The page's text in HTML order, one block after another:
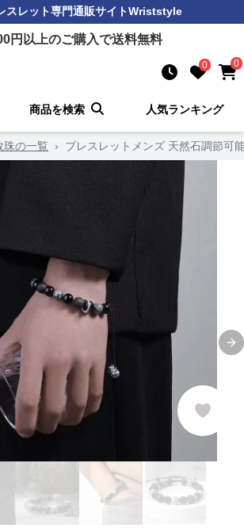
スレット専門通販サイトWriststyle
円以上のご購入で送料無料
0 0
商品を検索 人気ランキング
珠の一覧 › ブレスレットメンズ 天然石調節可